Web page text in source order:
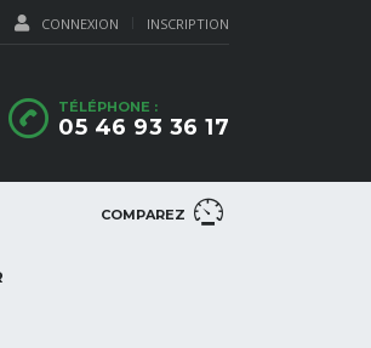
CONNEXION INSCRIPTION
TÉLÉPHONE :
05 46 93 36 17
COMPAREZ